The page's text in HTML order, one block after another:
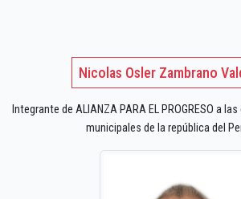
Nicolas Osler Zambrano
Integrante de ALIANZA PARA EL PROGRESO a
municipales de la república del